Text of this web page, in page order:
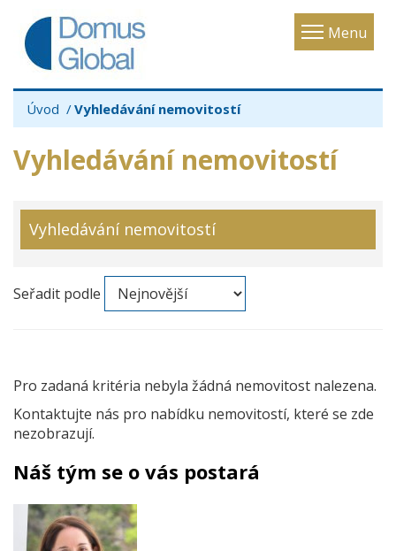
Menu
Toggle
Úvod Vyhledávání nemovitostí
Vyhledávání nemovitostí
Vyhledávání nemovitostí
Seřadit podle
Pro zadaná kritéria nebyla žádná nemovitost nalezena.
Kontaktujte nás pro nabídku nemovitostí, které se zde
nezobrazují.
Náš tým se o vás postará